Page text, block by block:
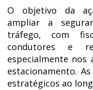
O objetivo da
ampliar a
tráfego, com
condutores e
especialmente nos
estacionamento.
estratégicos ao